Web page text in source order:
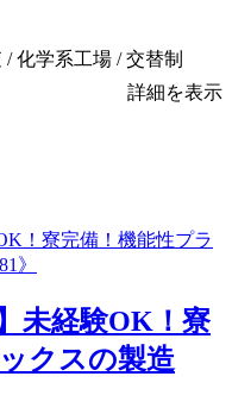
化学系工場 / 交替制
詳細を表示
未経験OK！寮
クスの製造